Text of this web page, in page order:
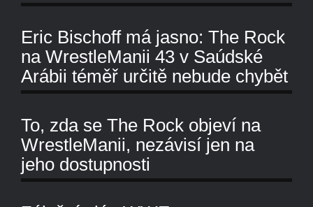
Eric Bischoff má jasno: The Rock
na WrestleManii 43 v Saúdské
Arábii téměř určitě nebude chybět
To, zda se The Rock objeví na
WrestleManii, nezávisí jen na
jeho dostupnosti